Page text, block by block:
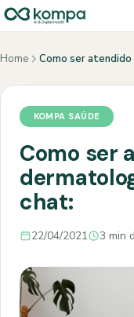
Home Como ser
KOMPA SAÚDE
Como ser
chat:
22/04/2021 3 min